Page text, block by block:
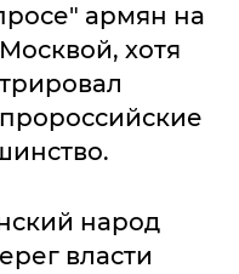
армян на
хотя
народ
власти